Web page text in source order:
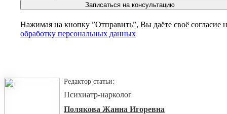
Записаться на консультацию
Нажимая на кнопку ”Отправить”, Вы даёте своё согласие
обработку персональных данных
Редактор статьи:
Психиатр-нарколог
Полякова Жанна Игоревна